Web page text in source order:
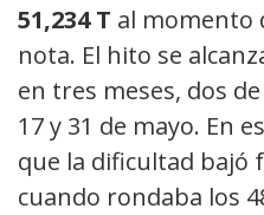
51,234 T al momento
nota. El hito se
en tres meses, dos
17 y 31 de mayo. En
que la dificultad bajó
cuando rondaba los